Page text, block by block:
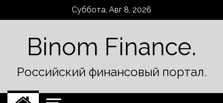
Суббота, Авг 8, 2026
Binom Finance.
Российский финансовый портал.